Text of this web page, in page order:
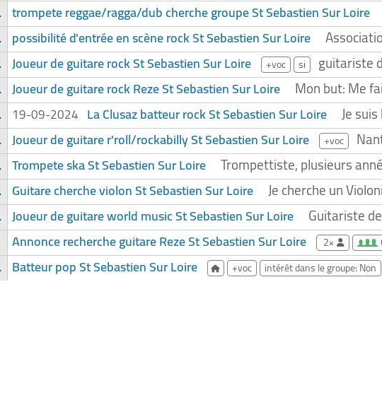
trompete reggae/ragga/dub cherche groupe St Sebastien Sur Loire
possibilité d'entrée en scène rock St Sebastien Sur Loire
Joueur de guitare rock St Sebastien Sur Loire +voc si guitariste
Joueur de guitare rock Reze St Sebastien Sur Loire Mon but: Me
19-09-2024 La Clusaz batteur rock St Sebastien Sur Loire Je
Joueur de guitare r'roll/rockabilly St Sebastien Sur Loire +voc
Trompete ska St Sebastien Sur Loire Trompettiste, plusieurs
Guitare cherche violon St Sebastien Sur Loire Je cherche un
Joueur de guitare world music St Sebastien Sur Loire Guitariste
Annonce recherche guitare Reze St Sebastien Sur Loire 2×
Batteur pop St Sebastien Sur Loire +voc intérêt dans le groupe: Non